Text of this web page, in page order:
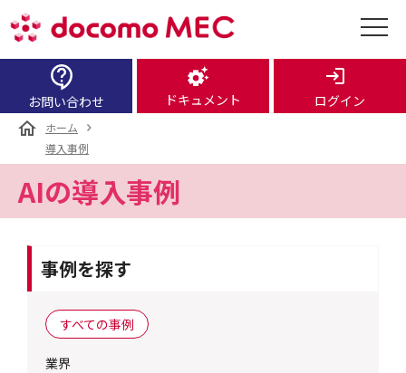
お問い合わせ ドキュメント ログイン
ホーム
導入事例
AIの導入事例
事例を探す
すべての事例
業界